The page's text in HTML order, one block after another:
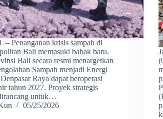
Penanganan krisis sampah di
Bali memasuki babak baru.
Bali secara resmi menargetkan
Sampah menjadi Energi
Raya dapat beroperasi
tahun 2027. Proyek strategis
untuk…
05/25/2026